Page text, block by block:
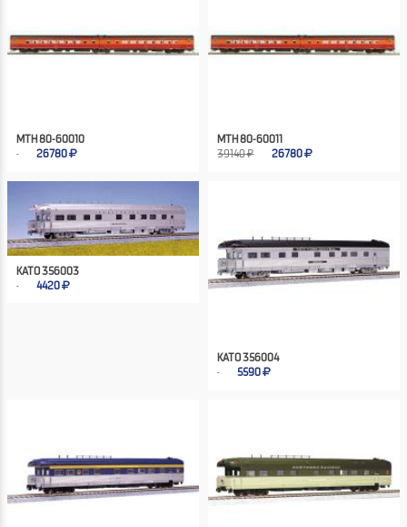
MTH 80-60010
26780
MTH 80-60011
39140 ₽
26780
KATO 356003
4420
KATO 356004
5590